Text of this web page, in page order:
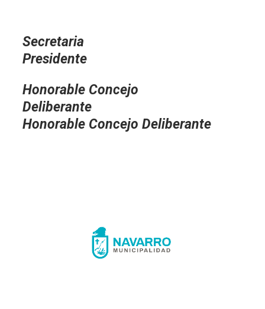
Presidente
Honorable Concejo
Deliberante
Honorable Concejo Deliberante